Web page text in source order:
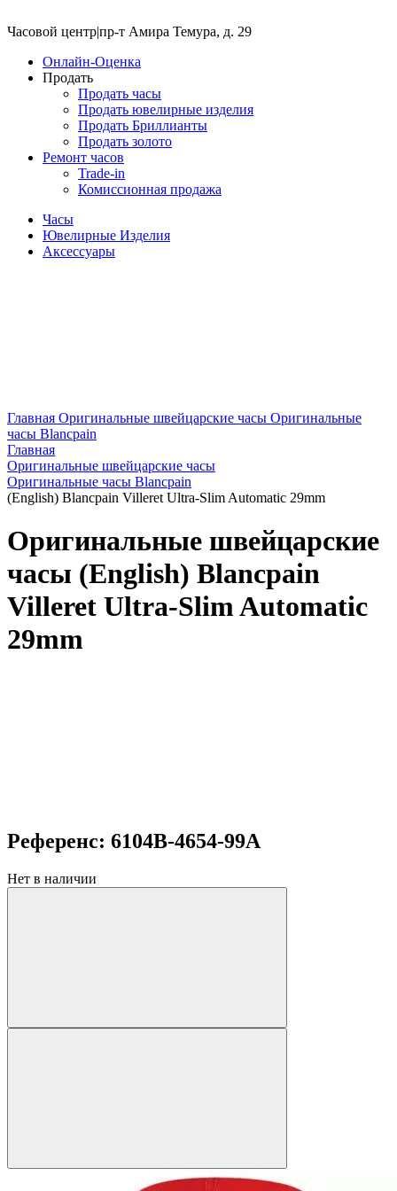
Часовой центр|пр-т Амира Темура, д. 29
Онлайн-Оценка
Продать
Продать часы
Продать ювелирные изделия
Продать Бриллианты
Продать золото
Ремонт часов
Trade-in
Комиссионная продажа
Часы
Ювелирные Изделия
Аксессуары
Главная Оригинальные швейцарские часы Оригинальные
часы Blancpain
Главная
Оригинальные швейцарские часы
Оригинальные часы Blancpain
(English) Blancpain Villeret Ultra-Slim Automatic 29mm
Оригинальные швейцарские
часы (English) Blancpain
Villeret Ultra-Slim Automatic
29mm
Референс: 6104B-4654-99A
Нет в наличии